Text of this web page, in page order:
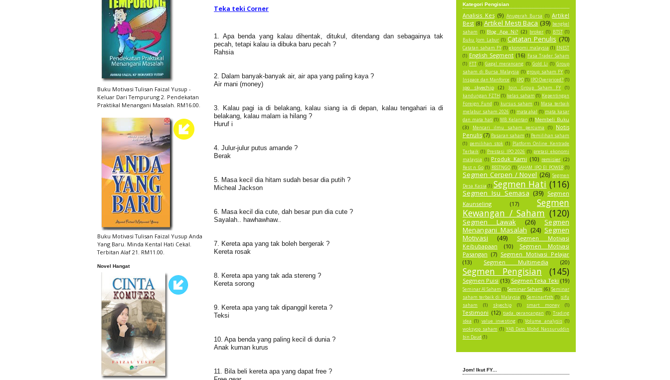
Buku Motivasi Tulisan Faizal Yusup -
Keluar Dari Tempurung 2. Pendekatan
Praktikal Menangani Masalah. RM16.00.
Buku Motivasi Tulisan Faizal Yusup Anda
Yang Baru. Minda Kental Hati Cekal.
Terbitan Alaf 21. RM11.00.
Novel Hangat
Teka teki Corner
1. Apa benda yang kalau dihentak, ditukul, ditendang dan sebagainya tak
pecah, tetapi kalau ia dibuka baru pecah ?
Rahsia
2. Dalam banyak-banyak air, air apa yang paling kaya ?
Air mani (money)
3. Kalau pagi ia di belakang, kalau siang ia di depan, kalau tengahari ia di
belakang, kalau malam ia hilang ?
Huruf i
4. Julur-julur putus amande ?
Berak
5. Masa kecil dia hitam sudah besar dia putih ?
Micheal Jackson
6. Masa kecil dia cute, dah besar pun dia cute ?
Sayalah.. hawhawhaw..
7. Kereta apa yang tak boleh bergerak ?
Kereta rosak
8. Kereta apa yang tak ada stereng ?
Kereta sorong
9. Kereta apa yang tak dipanggil kereta ?
Teksi
10. Apa benda yang paling kecil di dunia ?
Anak kuman kurus
11. Bila beli kereta apa yang dapat free ?
Kategori Pengisian
Analisis Kes (9) Anugerah Bursa (1) Artikel
Best (8) Artikel Mesti Baca (39) bengkel
saham (1) Blog Apa Ni? (2) broker (1) BTST (1)
Buku Jom Labur (1) Catatan Penulis (70)
Catatan saham FY (1) ekonomi malaysia (1) ENEST
(1) English Segment (16) Fasa Trader Saham
(1) FTT (1) Gagal merancang (1) Gold Li (1) Group
saham di Bursa Malaysia (1) group saham FY (1)
Inspace dan Manforce (1) IPO (1) IPO Overpriced? (1)
ipo skyechip (2) Join Group Saham FY
(1)
kandungan FZTH (1) kelas saham (1) Kepentingan
Foreign Fund (1) kursus saham (1) Masa terbaik
melabur saham 2026 (1) mata akal (1) mata kasar
dan mata hati (1) MB Kelantan (1) Membeli Buku
(3)
Mencari ilmu saham percuma (1)
Notis
Penulis (7) Pasaran saham (1) Pemilihan saham
(1) pemilihan stok (1) Platform Online Kentrade
Terbaik (1) Prestasi IPO 2026 (1) pretasi ekonomi
malaysia (1) Produk Kami (10) remisier (2)
Rest n Go (1) RESTNGO (1) SAHAM IPO EI POWER (1)
Segmen Cerpen / Novel (26) Segmen
Desa Kasia (1) Segmen Hati (116)
Segmen Isu Semasa (39) Segmen
Kaunseling
(17)
Segmen
Kewangan / Saham (120)
Segmen Lawak (26)
Segmen
Menangani Masalah (24) Segmen
Motivasi
(49)
Segmen Motivasi
Keibubapaan
(10)
Segmen Motivasi
Pasangan (7) Segmen Motivasi Pelajar
(13)
Segmen Multimedia (20)
Segmen Pengisian (145)
Segmen Puisi (13) Segmen Teka Teki (19)
Seminar AI Saham (1)Seminar Saham (6) Seminar
saham terbaik di Malaysia (1) Seminarfzth (1) sifu
saham
(1) skyechip (1) smart money (1)
Testimoni (12) tiada perancangan (1) Trading
idea (1) value investing (1) Volume analysis (1)
woksyop saham (1) YAB Dato Mohd Nassuruddin
bin Daud (1)
Jom! Ikut FY...